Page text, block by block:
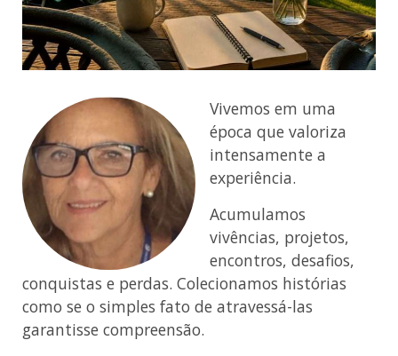
Vivemos em uma
época que valoriza
intensamente a
experiência.
Acumulamos
vivências, projetos,
encontros, desafios,
conquistas e perdas. Colecionamos histórias
como se o simples fato de atravessá-las
garantisse compreensão.